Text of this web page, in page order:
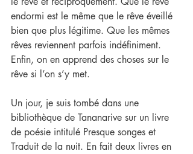
endormi est le même que le rêve éveillé
bien que plus légitime. Que les mêmes
rêves reviennent parfois indéfiniment.
Enfin, on en apprend des choses sur le
rêve si l’on s’y met.
Un jour, je suis tombé dans une
bibliothèque de Tananarive sur un livre
de poésie intitulé Presque songes et
Traduit de la nuit. En fait deux livres en